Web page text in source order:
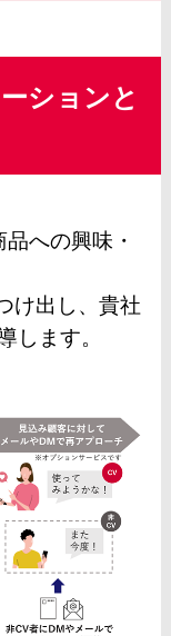
ションと
への興味・
け出し、貴社
します。